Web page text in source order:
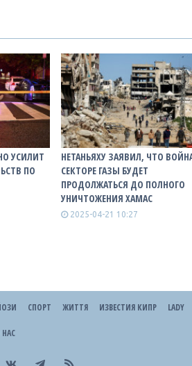
УСИЛИТ
ПО
НЕТАНЬЯХУ ЗАЯВИЛ, ЧТО
СЕКТОРЕ ГАЗЫ БУДЕТ
ПРОДОЛЖАТЬСЯ ДО ПОЛНОГО
УНИЧТОЖЕНИЯ ХАМАС
2025-04-21 10:27
СПОРТ ЖИТТЯ ИЗВЕСТИЯ КИПР LADY
НАС